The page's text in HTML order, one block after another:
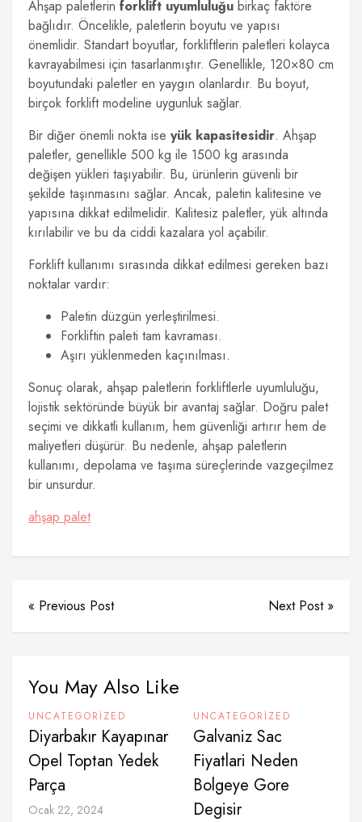
Ahşap paletlerin forklift uyumluluğu birkaç faktöre
bağlıdır. Öncelikle, paletlerin boyutu ve yapısı
önemlidir. Standart boyutlar, forkliftlerin paletleri kolayca
kavrayabilmesi için tasarlanmıştır. Genellikle, 120×80 cm
boyutundaki paletler en yaygın olanlardır. Bu boyut,
birçok forklift modeline uygunluk sağlar.
Bir diğer önemli nokta ise yük kapasitesidir. Ahşap
paletler, genellikle 500 kg ile 1500 kg arasında
değişen yükleri taşıyabilir. Bu, ürünlerin güvenli bir
şekilde taşınmasını sağlar. Ancak, paletin kalitesine ve
yapısına dikkat edilmelidir. Kalitesiz paletler, yük altında
kırılabilir ve bu da ciddi kazalara yol açabilir.
Forklift kullanımı sırasında dikkat edilmesi gereken bazı
noktalar vardır:
Paletin düzgün yerleştirilmesi.
Forkliftin paleti tam kavraması.
Aşırı yüklenmeden kaçınılması.
Sonuç olarak, ahşap paletlerin forkliftlerle uyumluluğu,
lojistik sektöründe büyük bir avantaj sağlar. Doğru palet
seçimi ve dikkatli kullanım, hem güvenliği artırır hem de
maliyetleri düşürür. Bu nedenle, ahşap paletlerin
kullanımı, depolama ve taşıma süreçlerinde vazgeçilmez
bir unsurdur.
ahşap palet
« Previous Post Next Post »
You May Also Like
UNCATEGORIZED
Diyarbakır Kayapınar
Opel Toptan Yedek
Parça
Ocak 22, 2024
UNCATEGORIZED
Galvaniz Sac
Fiyatlari Neden
Bolgeye Gore
Degisir